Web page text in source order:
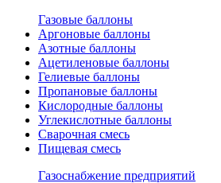
Газовые баллоны
Аргоновые баллоны
Азотные баллоны
Ацетиленовые баллоны
Гелиевые баллоны
Пропановые баллоны
Кислородные баллоны
Углекислотные баллоны
Сварочная смесь
Пищевая смесь
Газоснабжение предприятий